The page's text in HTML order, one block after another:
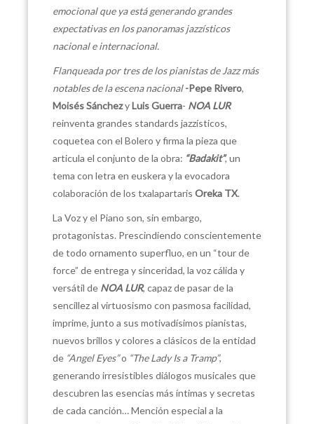
emocional que ya está generando grandes
expectativas en los panoramas jazzísticos
nacional e internacional.
Flanqueada por tres de los pianistas de Jazz más
notables de la escena nacional-Pepe Rivero,
Moisés SánchezyLuis Guerra- NOA LUR
reinventa grandes standards jazzísticos,
coquetea con el Bolero y firma la pieza que
articula el conjunto de la obra: “Badakit”, un
tema con letra en euskera y la evocadora
colaboración de los txalapartaris Oreka TX.
La Voz y el Piano son, sin embargo,
protagonistas. Prescindiendo conscientemente
de todo ornamento superfluo, en un “tour de
force” de entrega y sinceridad, la voz cálida y
versátil de NOA LUR, capaz de pasar de la
sencillez al virtuosismo con pasmosa facilidad,
imprime, junto a sus motivadísimos pianistas,
nuevos brillos y colores a clásicos de la entidad
de “Angel Eyes”o “The Lady Is a Tramp”,
generando irresistibles diálogos musicales que
descubren las esencias más íntimas y secretas
de cada canción… Mención especial a la